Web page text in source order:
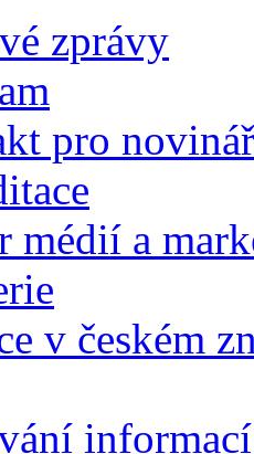
zprávy
pro
médií a
v českém
informací